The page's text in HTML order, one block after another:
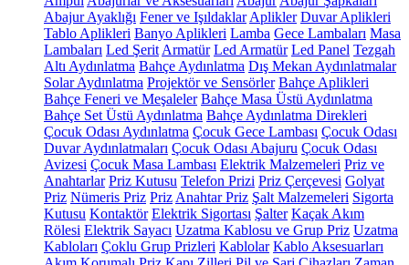
Abajur Ayaklığı Fener ve Işıldaklar Aplikler Duvar Aplikleri
Tablo Aplikleri Banyo Aplikleri Lamba Gece Lambaları Masa
Lambaları Led Şerit Armatür Led Armatür Led Panel Tezgah
Altı Aydınlatma Bahçe Aydınlatma Dış Mekan Aydınlatmalar
Solar Aydınlatma Projektör ve Sensörler Bahçe Aplikleri
Bahçe Feneri ve Meşaleler Bahçe Masa Üstü Aydınlatma
Bahçe Set Üstü Aydınlatma Bahçe Aydınlatma Direkleri
Çocuk Odası Aydınlatma Çocuk Gece Lambası Çocuk Odası
Duvar Aydınlatmaları Çocuk Odası Abajuru Çocuk Odası
Avizesi Çocuk Masa Lambası Elektrik Malzemeleri Priz ve
Anahtarlar Priz Kutusu Telefon Prizi Priz Çerçevesi Golyat
Priz Nümeris Priz Priz Anahtar Priz Şalt Malzemeleri Sigorta
Kutusu Kontaktör Elektrik Sigortası Şalter Kaçak Akım
Rölesi Elektrik Sayacı Uzatma Kablosu ve Grup Priz Uzatma
Kabloları Çoklu Grup Prizleri Kablolar Kablo Aksesuarları